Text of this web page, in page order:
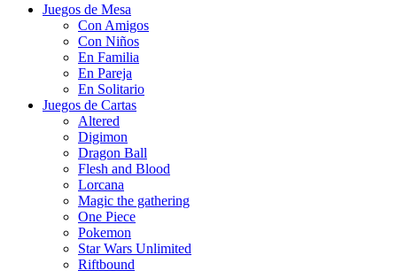
Juegos de Mesa
Con Amigos
Con Niños
En Familia
En Pareja
En Solitario
Juegos de Cartas
Altered
Digimon
Dragon Ball
Flesh and Blood
Lorcana
Magic the gathering
One Piece
Pokemon
Star Wars Unlimited
Riftbound